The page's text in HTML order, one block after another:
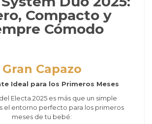
Compacto y
Cómodo
Gran Capazo
Ideal para los Primeros Meses
Electa 2025 es más que un simple
el entorno perfecto para los primeros
meses de tu bebé: